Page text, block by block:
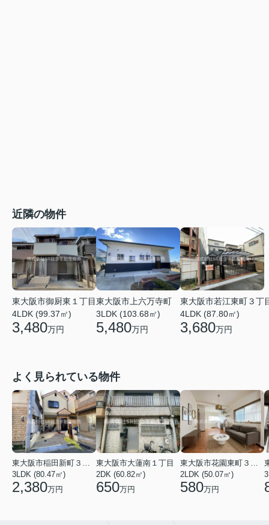
近隣の物件
東大阪市御厨東１丁目
4LDK (99.37㎡)
3,480万円
東大阪市上六万寺町
3LDK (103.68㎡)
5,480万円
東大阪市若江東町３丁
4LDK (87.80㎡)
3,680万円
よく見られている物件
3LDK (80.47㎡)
2,380万円
東大阪市大蓮南１丁目
2DK (60.82㎡)
650万円
2LDK (50.07㎡)
580万円